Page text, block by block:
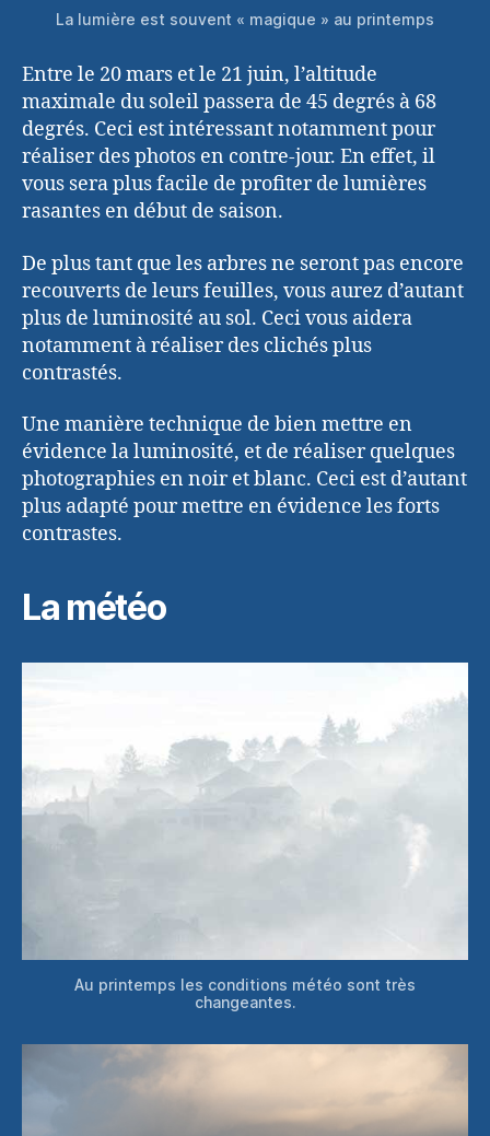
La lumière est souvent « magique » au printemps
Entre le 20 mars et le 21 juin, l’altitude
maximale du soleil passera de 45 degrés à 68
degrés. Ceci est intéressant notamment pour
réaliser des photos en contre-jour. En effet, il
vous sera plus facile de profiter de lumières
rasantes en début de saison.
De plus tant que les arbres ne seront pas encore
recouverts de leurs feuilles, vous aurez d’autant
plus de luminosité au sol. Ceci vous aidera
notamment à réaliser des clichés plus
contrastés.
Une manière technique de bien mettre en
évidence la luminosité, et de réaliser quelques
photographies en noir et blanc. Ceci est d’autant
plus adapté pour mettre en évidence les forts
contrastes.
La météo
Au printemps les conditions météo sont très
changeantes.